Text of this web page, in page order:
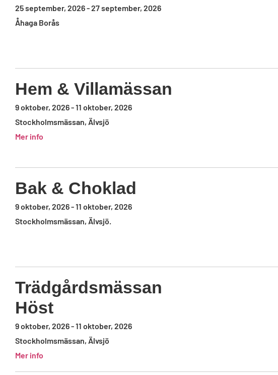
25 september, 2026-27 september, 2026
Åhaga Borås
Hem & Villamässan
9 oktober, 2026-11 oktober, 2026
Stockholmsmässan, Älvsjö
Mer info
Bak & Choklad
9 oktober, 2026-11 oktober, 2026
Stockholmsmässan, Älvsjö.
Trädgårdsmässan
Höst
9 oktober, 2026-11 oktober, 2026
Stockholmsmässan, Älvsjö
Mer info